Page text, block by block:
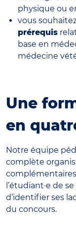
physique ou
vous
prérequis
base en
médecine
Une
en
Notre équipe
complète
l’étudiant·e de
d’identifier ses
du concours.